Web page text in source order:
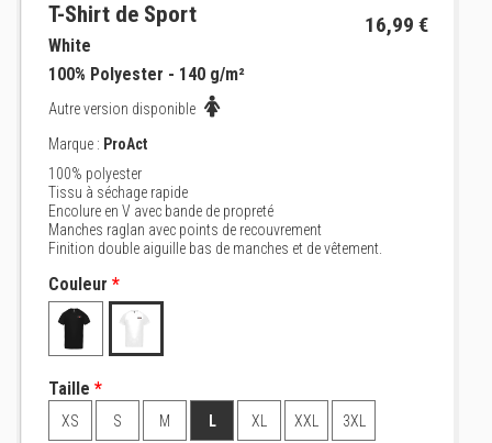
T-Shirt de Sport 16,99 €
White
100% Polyester - 140 g/m²
Autre version disponible
Marque : ProAct
100% polyester
Tissu à séchage rapide
Encolure en V avec bande de propreté
Manches raglan avec points de recouvrement
Finition double aiguille bas de manches et de vêtement.
Couleur *
Taille *
XS S M L XL XXL
3XL